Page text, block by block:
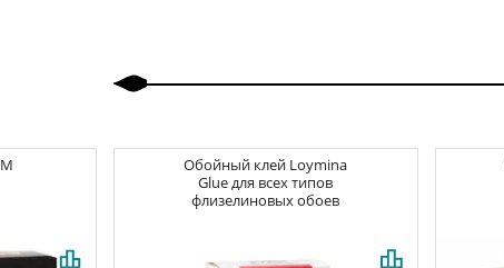
Обойный клей Loymina
Glue для всех типов
флизелиновых обоев